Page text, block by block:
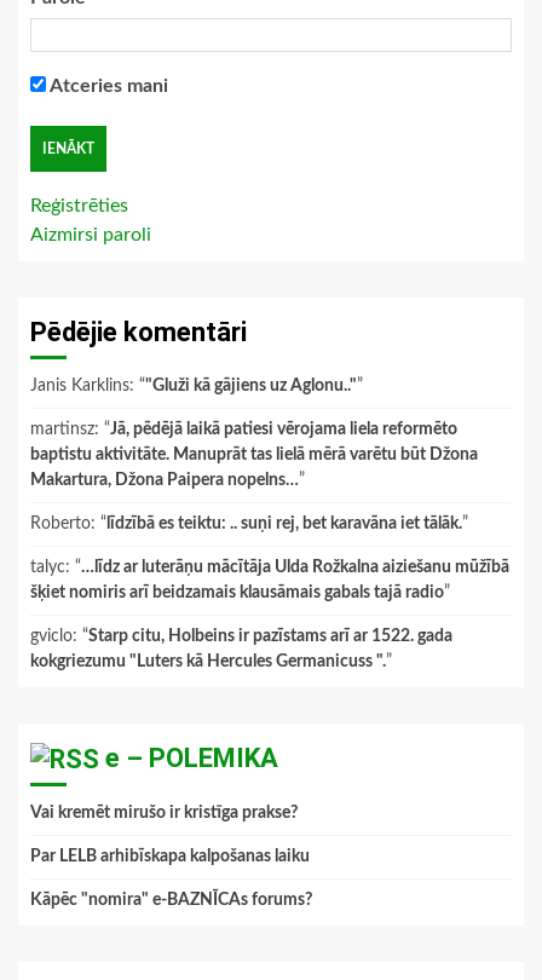
Atceries mani
Reģistrēties
Aizmirsi paroli
Pēdējie komentāri
Janis Karklins: “"Gluži kā gājiens uz Aglonu.."”
martinsz: “Jā, pēdējā laikā patiesi vērojama liela reformēto
baptistu aktivitāte. Manuprāt tas lielā mērā varētu būt Džona
Makartura, Džona Paipera nopelns…”
Roberto: “ līdzībā es teiktu: .. suņi rej, bet karavāna iet tālāk.”
talyc: “…līdz ar luterāņu mācītāja Ulda Rožkalna aiziešanu mūžībā
šķiet nomiris arī beidzamais klausāmais gabals tajā radio”
gviclo: “Starp citu, Holbeins ir pazīstams arī ar 1522. gada
kokgriezumu "Luters kā Hercules Germanicuss ".”
e – POLEMIKA
Vai kremēt mirušo ir kristīga prakse?
Par LELB arhibīskapa kalpošanas laiku
Kāpēc "nomira" e-BAZNĪCAs forums?